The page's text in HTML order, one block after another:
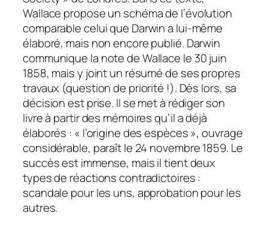
Wallace propose un schéma de l’évolution
comparable celui que Darwin a lui-même
élaboré, mais non encore publié. Darwin
communique la note de Wallace le 30 juin
1858, mais y joint un résumé de ses propres
travaux (question de priorité !). Dès lors, sa
décision est prise. Il se met à rédiger son
livre à partir des mémoires qu’il a déjà
élaborés : « l’origine des espèces », ouvrage
considérable, paraît le 24 novembre 1859. Le
succès est immense, mais il tient deux
types de réactions contradictoires :
scandale pour les uns, approbation pour les
autres.